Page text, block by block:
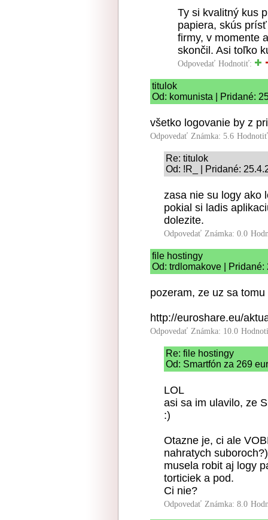
Ty si kvalitný kus
papiera, skús
firmy, v momente
skončil. Asi toľko
Odpovedať Hodnotiť:
titulok
Od: komunista | Pridané:
všetko logovanie by z
Odpovedať Známka: 5.6
Re: titulok
Od: !R_ | Pridané:
zasa nie su logy ako
pokial si ladis
dolezite.
Odpovedať Známka: 0.0
file hostingy
Od: trdlomakove | Pridané:
pozeram, ze uz sa
http://euroshare.eu/
Odpovedať Známka: 10.0
Re: file hostingy
Od: Smartfón za 269
LOL
asi sa im ulavilo, ze
:)
Otazne je, ci ale
nahratych
musela robit aj logy
torticiek a pod.
Ci nie?
Odpovedať Známka: 8.0